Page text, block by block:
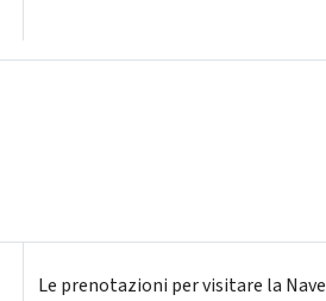
Le prenotazioni per visitare la Nave